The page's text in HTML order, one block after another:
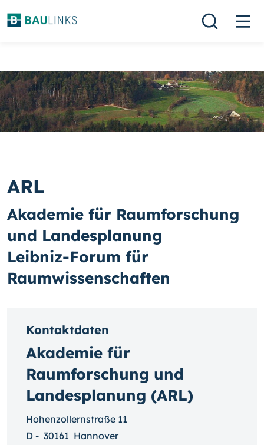
ARL
Akademie für Raumforschung
und Landesplanung
Leibniz-Forum für
Raumwissenschaften
Kontaktdaten
Akademie für
Raumforschung und
Landesplanung (ARL)
Hohenzollernstraße 11
D - 30161 Hannover